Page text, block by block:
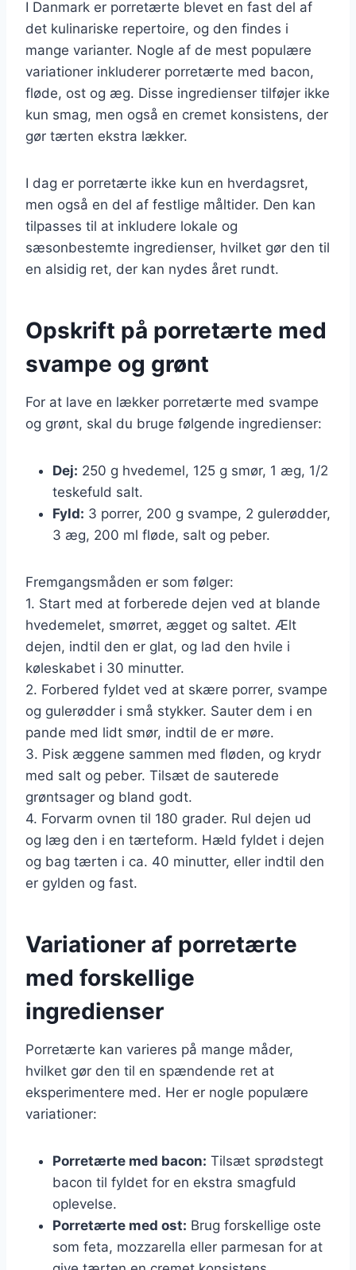
I Danmark er porretærte blevet en fast del af
det kulinariske repertoire, og den findes i
mange varianter. Nogle af de mest populære
variationer inkluderer porretærte med bacon,
fløde, ost og æg. Disse ingredienser tilføjer ikke
kun smag, men også en cremet konsistens, der
gør tærten ekstra lækker.
I dag er porretærte ikke kun en hverdagsret,
men også en del af festlige måltider. Den kan
tilpasses til at inkludere lokale og
sæsonbestemte ingredienser, hvilket gør den til
en alsidig ret, der kan nydes året rundt.
Opskrift på porretærte med
svampe og grønt
For at lave en lækker porretærte med svampe
og grønt, skal du bruge følgende ingredienser:
Dej: 250 g hvedemel, 125 g smør, 1 æg, 1/2
teskefuld salt.
Fyld: 3 porrer, 200 g svampe, 2 gulerødder,
3 æg, 200 ml fløde, salt og peber.
Fremgangsmåden er som følger:
1. Start med at forberede dejen ved at blande
hvedemelet, smørret, ægget og saltet. Ælt
dejen, indtil den er glat, og lad den hvile i
køleskabet i 30 minutter.
2. Forbered fyldet ved at skære porrer, svampe
og gulerødder i små stykker. Sauter dem i en
pande med lidt smør, indtil de er møre.
3. Pisk æggene sammen med fløden, og krydr
med salt og peber. Tilsæt de sauterede
grøntsager og bland godt.
4. Forvarm ovnen til 180 grader. Rul dejen ud
og læg den i en tærteform. Hæld fyldet i dejen
og bag tærten i ca. 40 minutter, eller indtil den
er gylden og fast.
Variationer af porretærte
med forskellige
ingredienser
Porretærte kan varieres på mange måder,
hvilket gør den til en spændende ret at
eksperimentere med. Her er nogle populære
variationer:
Porretærte med bacon: Tilsæt sprødstegt
bacon til fyldet for en ekstra smagfuld
oplevelse.
Porretærte med ost: Brug forskellige oste
som feta, mozzarella eller parmesan for at